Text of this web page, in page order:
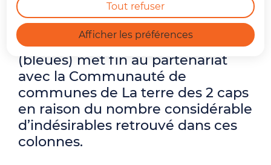
Afficher les préférences
Tout refuser
https://terredes2caps.fr/trouver-son-trajet
A ce jour, le papetier repreneur du
flux papier et carton collecté par
les colonnes d’apport volontaire
(bleues) met fin au partenariat
avec la Communauté de
communes de La terre des 2 caps
en raison du nombre considérable
d’indésirables retrouvé dans ces
colonnes.